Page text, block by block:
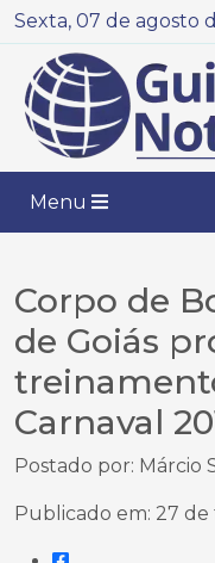
Sexta, 07 de agosto
Menu
Corpo de
de Goiás
Carnaval
Postado por: Márcio
Publicado em: 27 de